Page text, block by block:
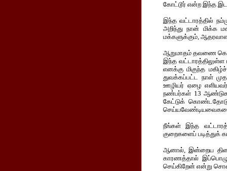
கோட்டூர் என்ற இந்த
இந்த வட்டாரத்தில்
அறிந்து நான் மிக்க
மக்களுக்கும்,
ஆறுமாதம் தவணை
இந்த வட்டாரத்திலுள்ள
எனக்கு மிகுந்த
துவக்கப்பட்ட நாள்
ஊழியர் ஏழை
நண்பர்கள் 13
கேட்டுக்
நீங்கள் இந்த
குறைகளைப் படித்துக்
ஆனால், இன்றைய தினம்
காரணத்தால்
செய்கிறேன் என்று